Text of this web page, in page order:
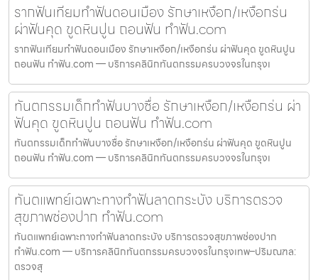
รากฟันเทียมทำฟันดอนเมือง รักษาเหงือก/เหงือกร่น
ผ่าฟันคุด ขูดหินปูน ถอนฟัน ทำฟัน.com
รากฟันเทียมทำฟันดอนเมือง รักษาเหงือก/เหงือกร่น ผ่าฟันคุด ขูดหินปูน
ถอนฟัน ทำฟัน.com — บริการคลินิกทันตกรรมครบวงจรในกรุงเ
ทันตกรรมเด็กทำฟันบางซื่อ รักษาเหงือก/เหงือกร่น ผ่า
ฟันคุด ขูดหินปูน ถอนฟัน ทำฟัน.com
ทันตกรรมเด็กทำฟันบางซื่อ รักษาเหงือก/เหงือกร่น ผ่าฟันคุด ขูดหินปูน
ถอนฟัน ทำฟัน.com — บริการคลินิกทันตกรรมครบวงจรในกรุงเ
ทันตแพทย์เฉพาะทางทำฟันลาดกระบัง บริการตรวจ
สุขภาพช่องปาก ทำฟัน.com
ทันตแพทย์เฉพาะทางทำฟันลาดกระบัง บริการตรวจสุขภาพช่องปาก
ทำฟัน.com — บริการคลินิกทันตกรรมครบวงจรในกรุงเทพ–ปริมณฑล:
ตรวจสุ